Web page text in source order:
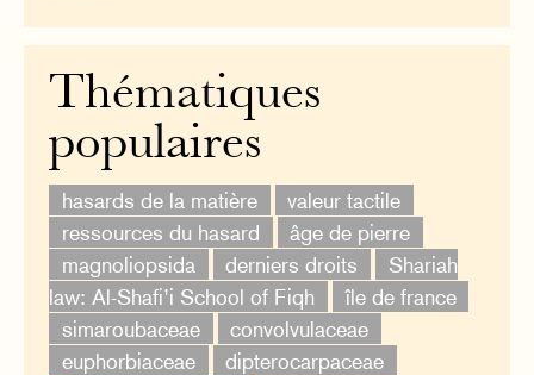
Thématiques
populaires
hasards de la matière
valeur tactile
ressources du hasard
âge de pierre
magnoliopsida
derniers droits
Shariah
law: Al-Shafi’i School of Fiqh
île de france
simaroubaceae
convolvulaceae
euphorbiaceae
dipterocarpaceae